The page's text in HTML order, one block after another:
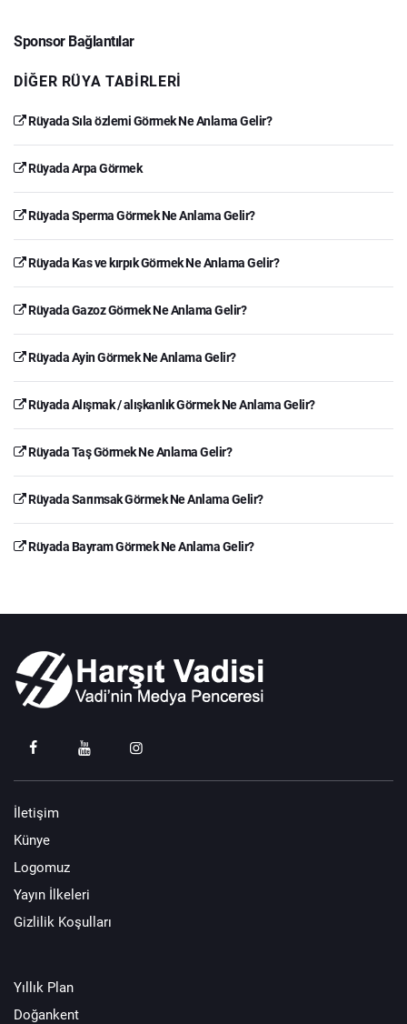
Sponsor Bağlantılar
DIĞER RÜYA TABIRLERI
Rüyada Sıla özlemi Görmek Ne Anlama Gelir?
Rüyada Arpa Görmek
Rüyada Sperma Görmek Ne Anlama Gelir?
Rüyada Kas ve kırpık Görmek Ne Anlama Gelir?
Rüyada Gazoz Görmek Ne Anlama Gelir?
Rüyada Ayin Görmek Ne Anlama Gelir?
Rüyada Alışmak / alışkanlık Görmek Ne Anlama Gelir?
Rüyada Taş Görmek Ne Anlama Gelir?
Rüyada Sarımsak Görmek Ne Anlama Gelir?
Rüyada Bayram Görmek Ne Anlama Gelir?
İletişim
Künye
Logomuz
Yayın İlkeleri
Gizlilik Koşulları
Yıllık Plan
Doğankent